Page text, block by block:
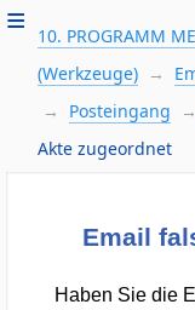
10. PROGRAMM
(Werkzeuge)
Posteingang
Akte zugeordnet
Email
Haben Sie die